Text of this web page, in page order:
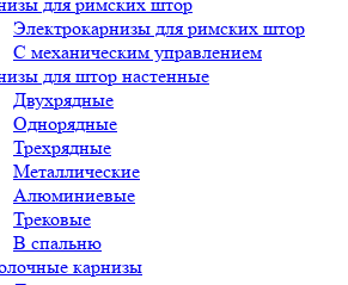
Электрокарнизы для римских штор
C механическим управлением
для штор настенные
Двухрядные
Однорядные
Трехрядные
Металлические
Алюминиевые
Трековые
В спальню
карнизы